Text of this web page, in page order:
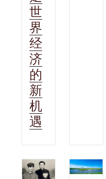
世
界
经
济
的
新
机
遇